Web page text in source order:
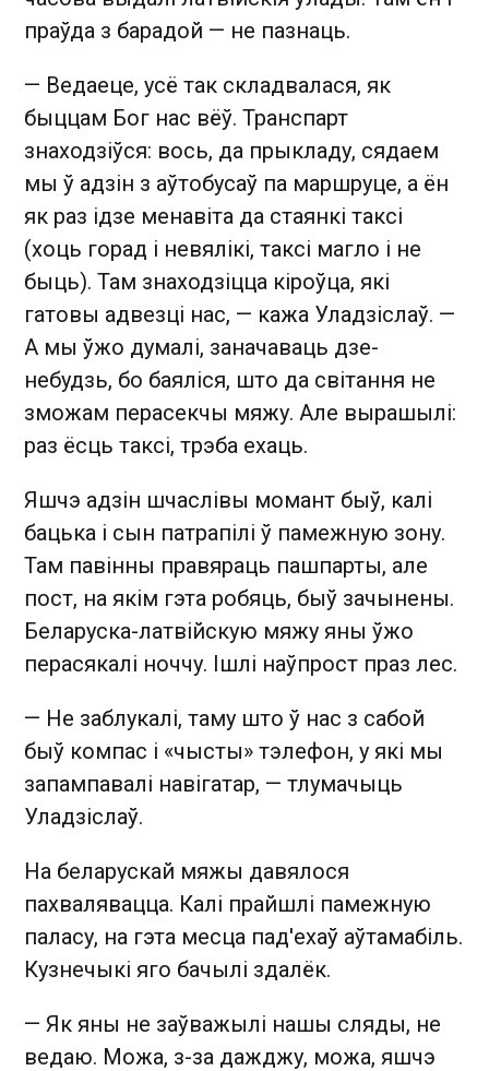
праўда з барадой — не пазнаць.
— Ведаеце, усё так складвалася, як
быццам Бог нас вёў. Транспарт
знаходзіўся: вось, да прыкладу, сядаем
мы ў адзін з аўтобусаў па маршруце, а ён
як раз ідзе менавіта да стаянкі таксі
(хоць горад і невялікі, таксі магло і не
быць). Там знаходзіцца кіроўца, які
гатовы адвезці нас, — кажа Уладзіслаў. —
А мы ўжо думалі, заначаваць дзе-
небудзь, бо баяліся, што да світання не
зможам перасекчы мяжу. Але вырашылі:
раз ёсць таксі, трэба ехаць.
Яшчэ адзін шчаслівы момант быў, калі
бацька і сын патрапілі ў памежную зону.
Там павінны правяраць пашпарты, але
пост, на якім гэта робяць, быў зачынены.
Беларуска-латвійскую мяжу яны ўжо
перасякалі ноччу. Ішлі наўпрост праз лес.
— Не заблукалі, таму што ў нас з сабой
быў компас і «чысты» тэлефон, у які мы
запампавалі навігатар, — тлумачыць
Уладзіслаў.
На беларускай мяжы давялося
пахвалявацца. Калі прайшлі памежную
паласу, на гэта месца пад'ехаў аўтамабіль.
Кузнечыкі яго бачылі здалёк.
— Як яны не заўважылі нашы сляды, не
ведаю. Можа, з-за дажджу, можа, яшчэ